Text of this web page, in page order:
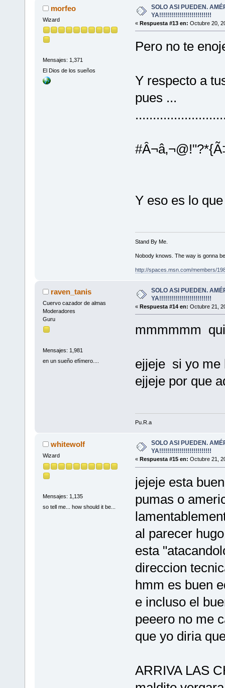
morfeo
Wizard
Mensajes: 1,371
El Dios de los sueños
SOLO ASI PUEDEN.
YA!!!!!!!!!!!!!!!!!!!!!!!!!!
« Respuesta #13 en: Octubre 20,
Pero no te
Y respecto a
pues ...
Y eso es lo
Stand By Me.
Nobody knows. The way is gonna
http://spaces.msn.com/members/
raven_tanis
Cuervo cazador de almas
Moderadores
Guru
Mensajes: 1,981
en un sueño efímero....
SOLO ASI PUEDEN.
YA!!!!!!!!!!!!!!!!!!!!!!!!!!
« Respuesta #14 en: Octubre 21,
mmmmmm
ejjeje si yo me
ejjeje por que
Pu.R.a
whitewolf
Wizard
Mensajes: 1,135
so tell me... how should it be...
SOLO ASI PUEDEN.
YA!!!!!!!!!!!!!!!!!!!!!!!!!!
« Respuesta #15 en: Octubre 21,
jejeje esta
pumas o
al parecer
esta
direccion
hmm es buen
e incluso el
peeero no me
que yo diria
ARRIVA LAS